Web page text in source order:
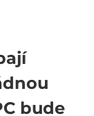
bude